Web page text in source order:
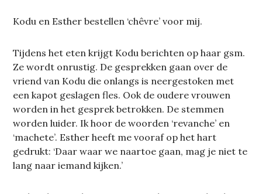
Kodu en Esther bestellen ‘chêvre’ voor mij.
Tijdens het eten krijgt Kodu berichten op haar gsm.
Ze wordt onrustig. De gesprekken gaan over de
vriend van Kodu die onlangs is neergestoken met
een kapot geslagen fles. Ook de oudere vrouwen
worden in het gesprek betrokken. De stemmen
worden luider. Ik hoor de woorden ‘revanche’ en
‘machete’. Esther heeft me vooraf op het hart
gedrukt: ‘Daar waar we naartoe gaan, mag je niet te
lang naar iemand kijken.’